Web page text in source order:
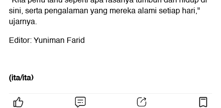
sini, serta pengalaman yang mereka alami setiap hari,"
ujarnya.
Editor: Yuniman Farid
(ita/ita)